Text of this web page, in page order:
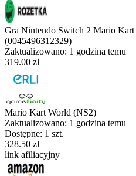
Gra Nintendo Switch 2 Mario
(0045496312329)
Zaktualizowano: 1 godzina temu
319.00 zł
Mario Kart World (NS2)
Zaktualizowano: 1 godzina temu
Dostępne: 1 szt.
328.50 zł
link afiliacyjny